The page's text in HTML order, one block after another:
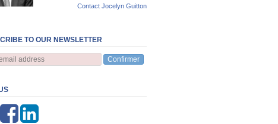
Contact Jocelyn Guitton
TO OUR NEWSLETTER
Confirmer